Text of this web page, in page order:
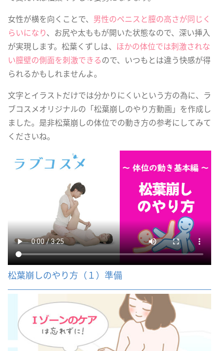
女性が横を向くことで、 男性のペニスと膣の高さが同じく
らいになり、お尻や太ももが開いた状態なので、深い挿入
が実現します。松葉くずしは、 ほかの体位では刺激されな
い膣壁の側面を刺激できるので、いつもとは違う快感が得
られるかもしれませんよ。
文字とイラストだけでは分かりにくいという方の為に、ラ
ブコスメオリジナルの「松葉崩しのやり方動画」を作成し
ました。是非松葉崩しの体位での動き方の参考にしてみて
くださいね。
松葉崩しのやり方（１）準備